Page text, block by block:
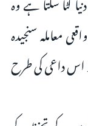
معاملہ سنجیدہ
جو اس داعی کی طرح